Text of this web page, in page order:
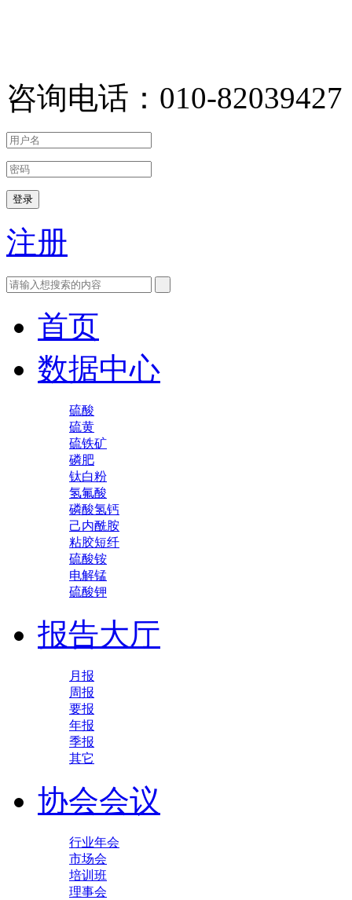
咨询电话：010-
登录
注册
首页
数据中心
硫酸
硫黄
硫铁矿
磷肥
钛白粉
氢氟酸
磷酸氢钙
己内酰胺
粘胶短纤
硫酸铵
电解锰
硫酸钾
报告大厅
月报
周报
要报
年报
季报
其它
协会会议
行业年会
市场会
培训班
理事会